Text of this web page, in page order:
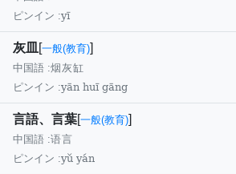
ピンイン :yī
灰皿 [一般(教育)]
中国語 :烟灰缸
ピンイン :yān huī gāng
言語、言葉[一般(教育)]
中国語 :语言
ピンイン :yǔ yán